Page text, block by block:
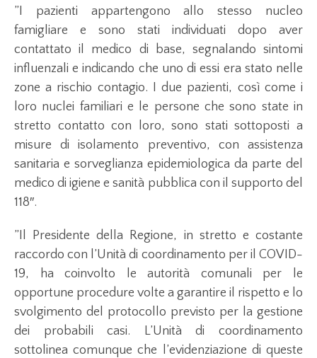
”I pazienti appartengono allo stesso nucleo
famigliare e sono stati individuati dopo aver
contattato il medico di base, segnalando sintomi
influenzali e indicando che uno di essi era stato nelle
zone a rischio contagio. I due pazienti, così come i
loro nuclei familiari e le persone che sono state in
stretto contatto con loro, sono stati sottoposti a
misure di isolamento preventivo, con assistenza
sanitaria e sorveglianza epidemiologica da parte del
medico di igiene e sanità pubblica con il supporto del
118″.
”Il Presidente della Regione, in stretto e costante
raccordo con l’Unità di coordinamento per il COVID-
19, ha coinvolto le autorità comunali per le
opportune procedure volte a garantire il rispetto e lo
svolgimento del protocollo previsto per la gestione
dei probabili casi. L’Unità di coordinamento
sottolinea comunque che l’evidenziazione di queste